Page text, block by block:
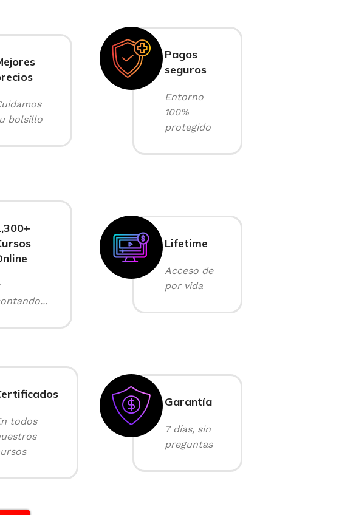
bolsillo
Pagos
seguros
Entorno
100%
protegido
Lifetime
Acceso de
por vida
todos
Garantía
7 días, sin
preguntas